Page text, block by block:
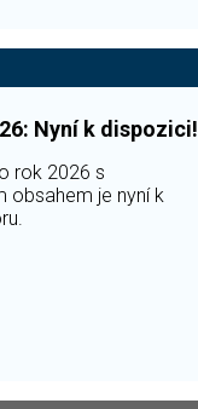
Nyní k dispozici!
rok 2026 s
obsahem je nyní k